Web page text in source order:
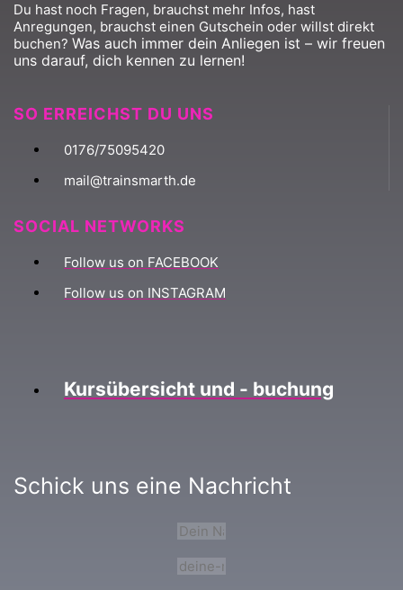
Du hast noch Fragen, brauchst mehr Infos, hast
Anregungen, brauchst einen Gutschein oder willst direkt
buchen? Was auch immer dein Anliegen ist – wir freuen
uns darauf, dich kennen zu lernen!
SO ERREICHST DU UNS
0176/75095420
mail@trainsmarth.de
SOCIAL NETWORKS
Follow us on FACEBOOK
Follow us on INSTAGRAM
Kursübersicht und - buchung
Schick uns eine Nachricht